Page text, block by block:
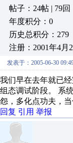
帖子：24帖 | 79回
年度积分：0
历史总积分：279
注册：2001年4月
发表于：2005-06-30
我们早在去年就已
组态调试阶段。 系
怨，多化点功夫，
回复 引用 举报